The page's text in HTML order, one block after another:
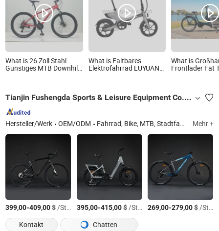
What is 26 Zoll Stahl
Günstiges MTB Downhill
What is Faltbares
Elektrofahrrad LUYUAN
EN15194
What is
Frontlader Fat
Elektrisches
Tianjin Fushengda Sports & Leisure Equipment Co., Ltd.
Hersteller/Werk OEM/ODM Fahrrad, Bike, MTB, Stadtfahrrad, Mountainbike Mehr +
399,00-409,00$/Stück 395,00-415,00$/Stück 269,00-279,00$/Stück
Kontakt
Chatten